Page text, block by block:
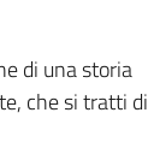
di una storia
che si tratti di